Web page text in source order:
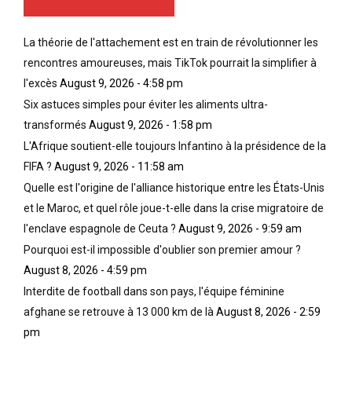
La théorie de l'attachement est en train de révolutionner les
rencontres amoureuses, mais TikTok pourrait la simplifier à
l'excès August 9, 2026 - 4:58 pm
Six astuces simples pour éviter les aliments ultra-
transformés August 9, 2026 - 1:58 pm
L'Afrique soutient-elle toujours Infantino à la présidence de la
FIFA ? August 9, 2026 - 11:58 am
Quelle est l'origine de l'alliance historique entre les États-Unis
et le Maroc, et quel rôle joue-t-elle dans la crise migratoire de
l'enclave espagnole de Ceuta ? August 9, 2026 - 9:59 am
Pourquoi est-il impossible d'oublier son premier amour ?
August 8, 2026 - 4:59 pm
Interdite de football dans son pays, l'équipe féminine
afghane se retrouve à 13 000 km de là August 8, 2026 - 2:59
pm